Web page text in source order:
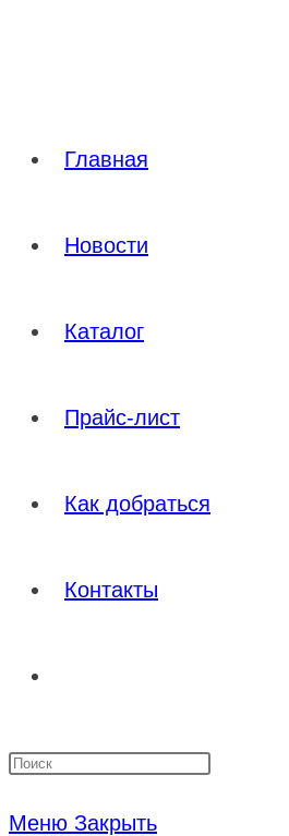
Главная
Новости
Каталог
Прайс-лист
Как добраться
Контакты
поиск
Нажмите
Меню Закрыть